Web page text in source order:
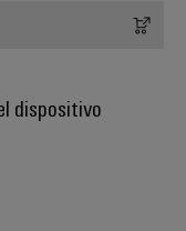
dispositivo